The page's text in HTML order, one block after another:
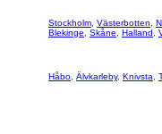
Stockholm Västerbotten
Blekinge
Skåne Halland
Håbo Älvkarleby, Knivsta